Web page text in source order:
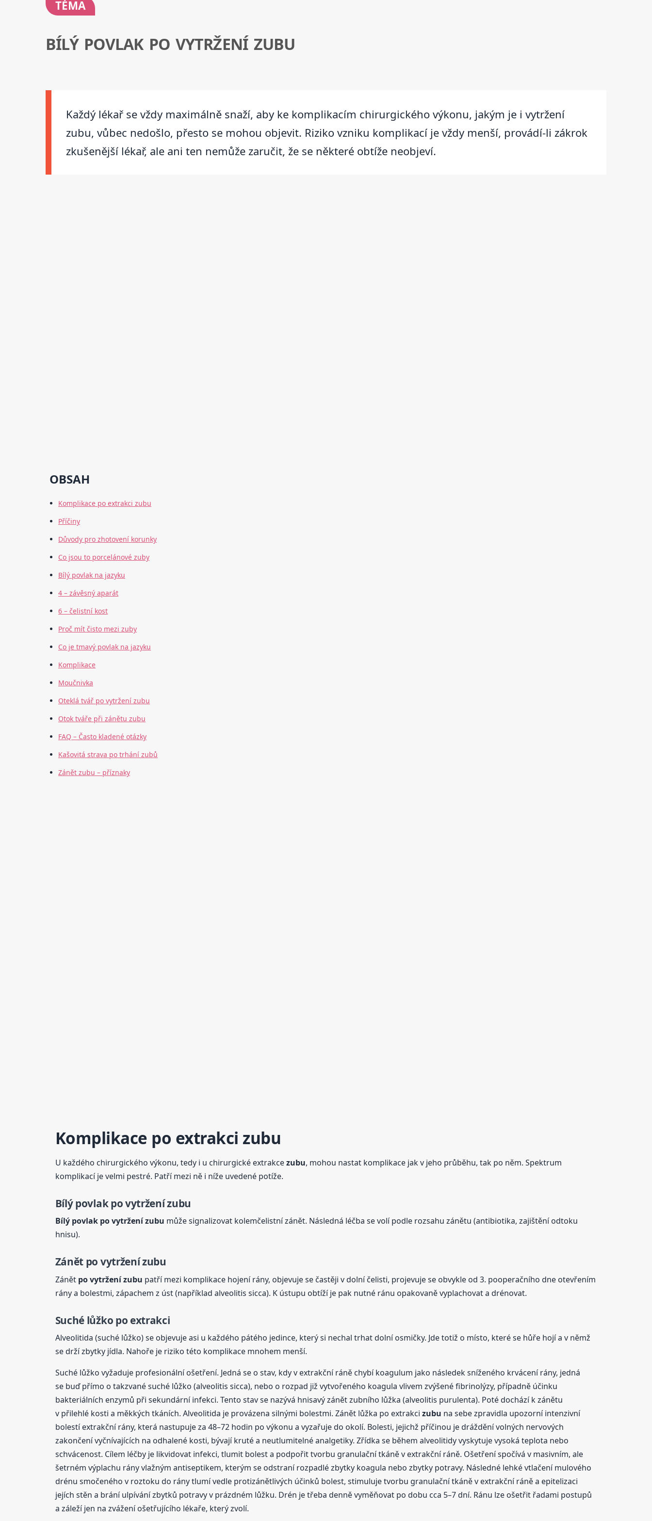
TÉMA
BÍLÝ POVLAK PO VYTRŽENÍ ZUBU
Každý lékař se vždy maximálně snaží, aby ke komplikacím chirurgického výkonu, jakým je i vytržení
zubu, vůbec nedošlo, přesto se mohou objevit. Riziko vzniku komplikací je vždy menší, provádí-li zákrok
zkušenější lékař, ale ani ten nemůže zaručit, že se některé obtíže neobjeví.
OBSAH
Komplikace po extrakci zubu
Příčiny
Důvody pro zhotovení korunky
Co jsou to porcelánové zuby
Bílý povlak na jazyku
4 – závěsný aparát
6 – čelistní kost
Proč mít čisto mezi zuby
Co je tmavý povlak na jazyku
Komplikace
Moučnivka
Oteklá tvář po vytržení zubu
Otok tváře při zánětu zubu
FAQ – Často kladené otázky
Kašovitá strava po trhání zubů
Zánět zubu – příznaky
Komplikace po extrakcizubu
U každého chirurgického výkonu, tedy i u chirurgické extrakcezubu, mohou nastat komplikace jak v jeho průběhu, tak po něm. Spektrum
komplikací je velmi pestré. Patří mezi ně i níže uvedené potíže.
Bílý povlak po vytrženízubu
Bílý povlak po vytrženízubu může signalizovat kolemčelistní zánět. Následná léčba se volí podle rozsahu zánětu (antibiotika, zajištění odtoku
hnisu).
Zánět po vytrženízubu
Zánět po vytrženízubu patří mezi komplikace hojení rány, objevuje se častěji v dolní čelisti, projevuje se obvykle od 3. pooperačního dne otevřením
rány a bolestmi, zápachem z úst (například alveolitis sicca). K ústupu obtíží je pak nutné ránu opakovaně vyplachovat a drénovat.
Suché lůžko po extrakci
Alveolitida (suché lůžko) se objevuje asi u každého pátého jedince, který si nechal trhat dolní osmičky. Jde totiž o místo, které se hůře hojí a v němž
se drží zbytky jídla. Nahoře je riziko této komplikace mnohem menší.
Suché lůžko vyžaduje profesionální ošetření. Jedná se o stav, kdy v extrakční ráně chybí koagulum jako následek sníženého krvácení rány, jedná
se buď přímo o takzvané suché lůžko (alveolitis sicca), nebo o rozpad již vytvořeného koagula vlivem zvýšené fibrinolýzy, případně účinku
bakteriálních enzymů při sekundární infekci. Tento stav se nazývá hnisavý zánět zubního lůžka (alveolitis purulenta). Poté dochází k zánětu
v přilehlé kosti a měkkých tkáních. Alveolitida je provázena silnými bolestmi. Zánět lůžka po extrakci zubu na sebe zpravidla upozorní intenzivní
bolestí extrakční rány, která nastupuje za 48–72 hodin po výkonu a vyzařuje do okolí. Bolesti, jejichž příčinou je dráždění volných nervových
zakončení vyčnívajících na odhalené kosti, bývají kruté a neutlumitelné analgetiky. Zřídka se během alveolitidy vyskytuje vysoká teplota nebo
schvácenost. Cílem léčby je likvidovat infekci, tlumit bolest a podpořit tvorbu granulační tkáně v extrakční ráně. Ošetření spočívá v masivním, ale
šetrném výplachu rány vlažným antiseptikem, kterým se odstraní rozpadlé zbytky koagula nebo zbytky potravy. Následné lehké vtlačení mulového
drénu smočeného v roztoku do rány tlumí vedle protizánětlivých účinků bolest, stimuluje tvorbu granulační tkáně v extrakční ráně a epitelizaci
jejích stěn a brání ulpívání zbytků potravy v prázdném lůžku. Drén je třeba denně vyměňovat po dobu cca 5–7 dní. Ránu lze ošetřit řadami postupů
a záleží jen na zvážení ošetřujícího lékaře, který zvolí.